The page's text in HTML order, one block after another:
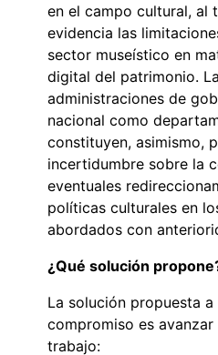
en el campo cultural, al
evidencia las
sector museístico en
digital del patrimonio.
administraciones de
nacional como
constituyen, asimismo,
incertidumbre sobre la
eventuales
políticas culturales en
abordados con
¿Qué solución
La solución propuesta
compromiso es
trabajo: